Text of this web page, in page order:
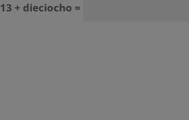
13 + dieciocho =